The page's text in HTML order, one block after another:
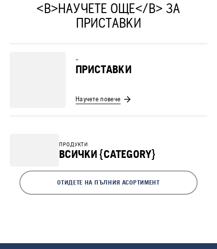
<B>НАУЧЕТЕ ОЩЕ</B> ЗА
ПРИСТАВКИ
–
ПРИСТАВКИ
Научете повече
ПРОДУКТИ
ВСИЧКИ {CATEGORY}
ОТИДЕТЕ НА ПЪЛНИЯ АСОРТИМЕНТ